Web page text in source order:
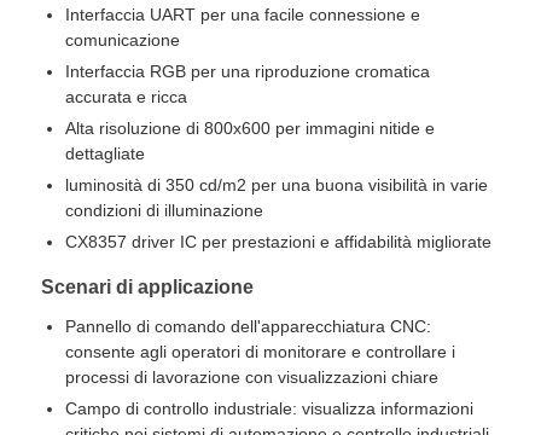
Visita alla fabbrica
Controllo di qualità
Contattaci
Casi
Display LCD TFT
Interfaccia UART per una facile connessione e
comunicazione
Interfaccia RGB per una riproduzione cromatica
accurata e ricca
Alta risoluzione di 800x600 per immagini nitide e
dettagliate
luminosità di 350 cd/m2 per una buona visibilità in varie
condizioni di illuminazione
CX8357 driver IC per prestazioni e affidabilità migliorate
Scenari di applicazione
Pannello di comando dell'apparecchiatura CNC:
consente agli operatori di monitorare e controllare i
processi di lavorazione con visualizzazioni chiare
Campo di controllo industriale: visualizza informazioni